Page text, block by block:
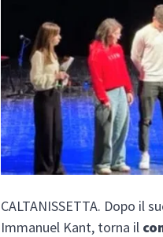
CALTANISSETTA. Dopo il
Immanuel Kant, torna il